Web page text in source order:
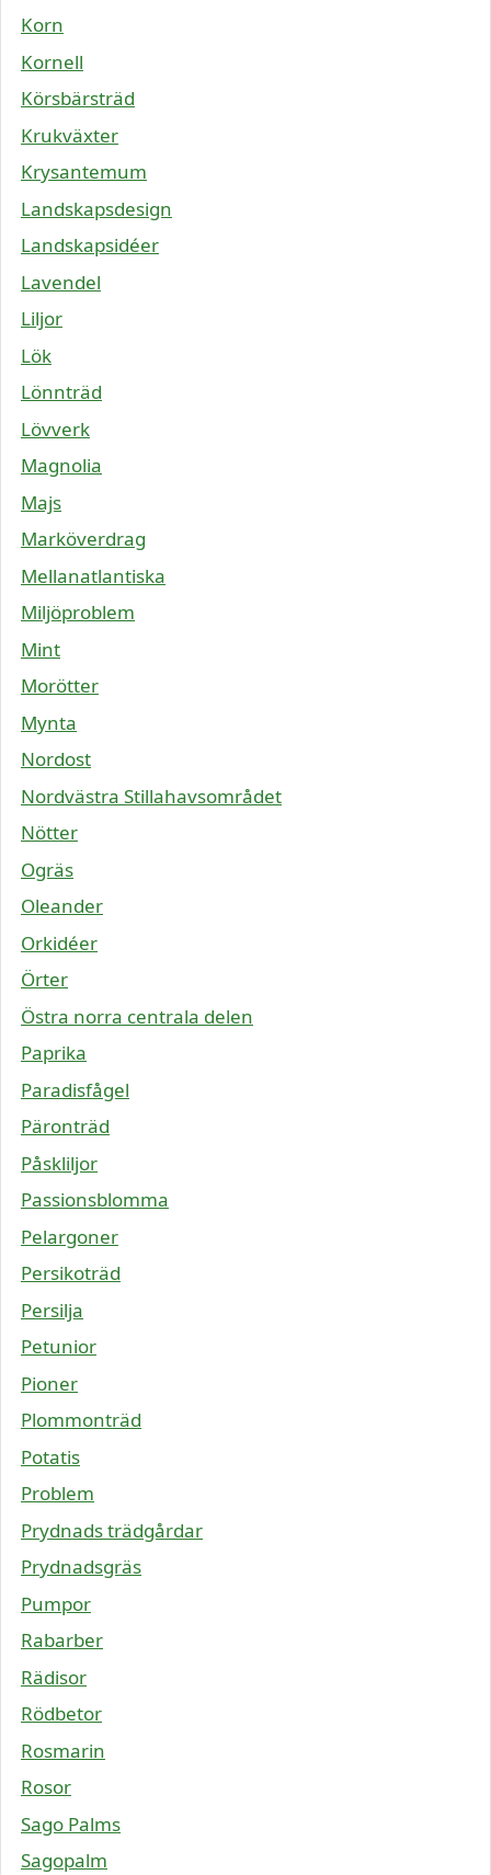
Korn
Kornell
Körsbärsträd
Krukväxter
Krysantemum
Landskapsdesign
Landskapsidéer
Lavendel
Liljor
Lök
Lönnträd
Lövverk
Magnolia
Majs
Marköverdrag
Mellanatlantiska
Miljöproblem
Mint
Morötter
Mynta
Nordost
Nordvästra Stillahavsområdet
Nötter
Ogräs
Oleander
Orkidéer
Örter
Östra norra centrala delen
Paprika
Paradisfågel
Päronträd
Påskliljor
Passionsblomma
Pelargoner
Persikoträd
Persilja
Petunior
Pioner
Plommonträd
Potatis
Problem
Prydnads trädgårdar
Prydnadsgräs
Pumpor
Rabarber
Rädisor
Rödbetor
Rosmarin
Rosor
Sago Palms
Sagopalm